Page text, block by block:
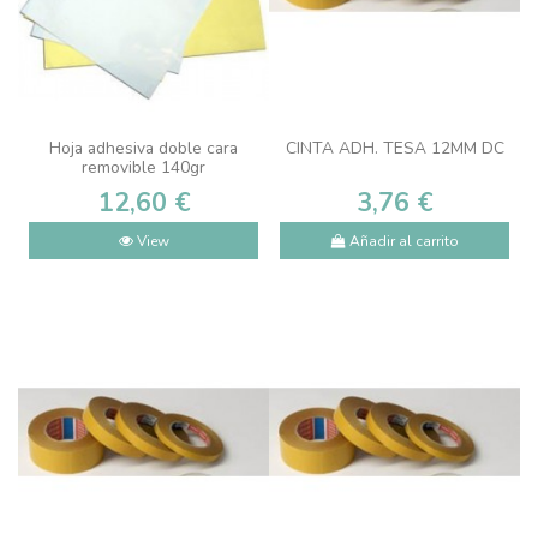
Hoja adhesiva doble cara
removible 140gr
12,60 €
View
CINTA ADH. TESA 12MM DC
3,76 €
Añadir al carrito